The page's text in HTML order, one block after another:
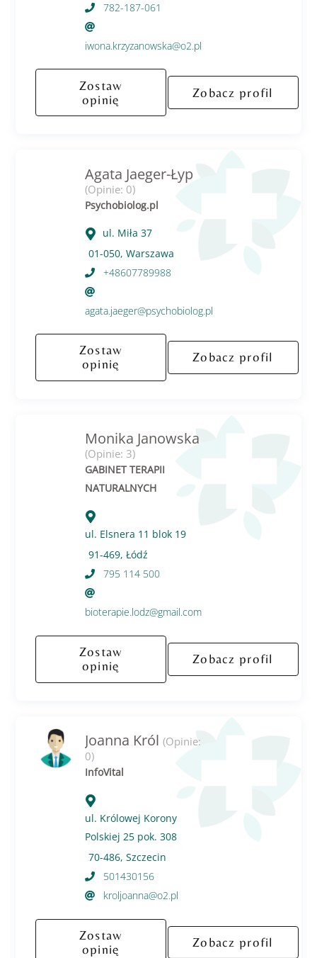
782-187-061
iwona.krzyzanowska@o2.pl
Zostaw
opinię
Zobacz profil
Agata Jaeger-Łyp
(Opinie: 0)
Psychobiolog.pl
ul. Miła 37
01-050, Warszawa
+48607789988
agata.jaeger@psychobiolog.pl
Zostaw
opinię
Zobacz profil
Monika Janowska
(Opinie: 3)
GABINET TERAPII
NATURALNYCH
ul. Elsnera 11 blok 19
91-469, Łódź
795 114 500
bioterapie.lodz@gmail.com
Zostaw
opinię
Zobacz profil
Joanna Król (Opinie:
0)
InfoVital
ul. Królowej Korony
Polskiej 25 pok. 308
70-486, Szczecin
501430156
kroljoanna@o2.pl
Zostaw
opinię
Zobacz profil